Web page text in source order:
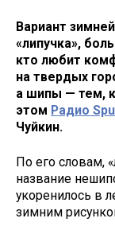
Вариант
«липучка»,
кто любит
на твердых
а шипы — тем,
этом Радио
Чуйкин.
По его словам,
название
укоренилось в
зимним